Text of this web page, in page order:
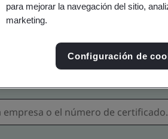
directorio de
sitio y producto -
para mejorar la navegación del sitio,
marketing.
Configuración de